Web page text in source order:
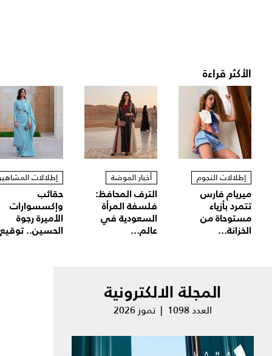
الأكثر قراءة
إطلالات النجوم
ميريام فارس
تتمرد بأزياء
مستوحاة من
الخزانة...
أخبار الموضة
الترف المحافظ:
فلسفة المرأة
السعودية في
عالم...
إطلالات
حقائب
وإكسسوارات
الأميرة رجوة
الحسين..
المجلة الالكترونية
العدد 1098 | تموز 2026